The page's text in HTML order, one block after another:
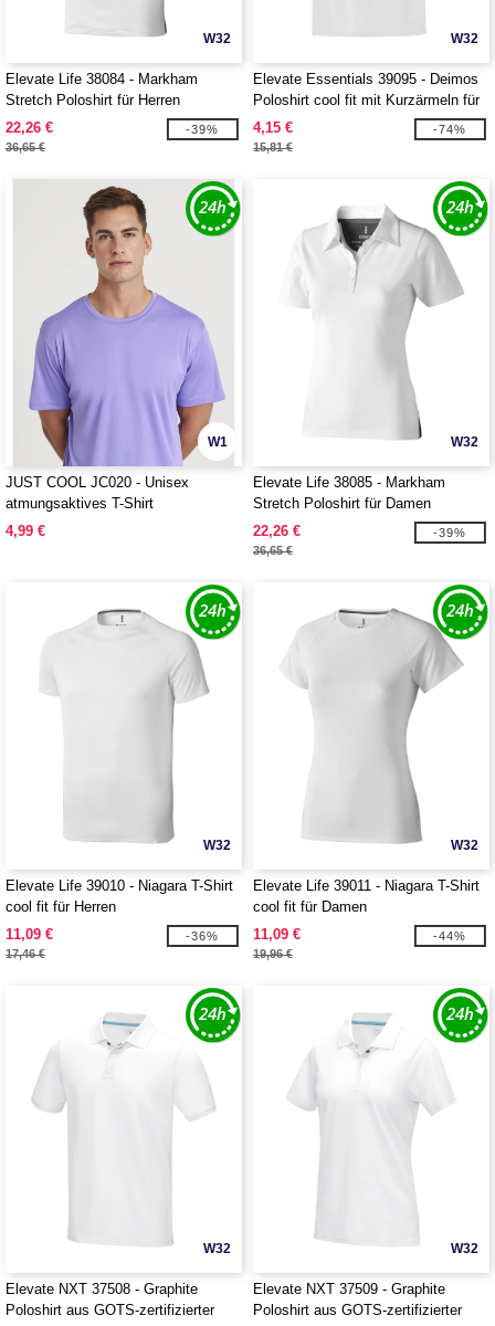
W32
Elevate Life 38084 - Markham
Stretch Poloshirt für Herren
22,26 €
36,65 €
-39%
W32
Elevate Essentials 39095 - Deimos
Poloshirt cool fit mit Kurzärmeln für
Damen
4,15 €
15,81 €
-74%
W1
JUST COOL JC020 - Unisex
atmungsaktives T-Shirt
4,99 €
W32
Elevate Life 38085 - Markham
Stretch Poloshirt für Damen
22,26 €
36,65 €
-39%
W32
Elevate Life 39010 - Niagara T-Shirt
cool fit für Herren
11,09 €
17,46 €
-36%
W32
Elevate Life 39011 - Niagara T-Shirt
cool fit für Damen
11,09 €
19,96 €
-44%
W32
Elevate NXT 37508 - Graphite
Poloshirt aus GOTS-zertifizierter
W32
Elevate NXT 37509 - Graphite
Poloshirt aus GOTS-zertifizierter